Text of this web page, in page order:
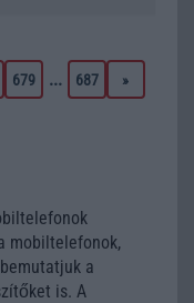
679 ... 687 »
mobiltelefonok,
a
is. A